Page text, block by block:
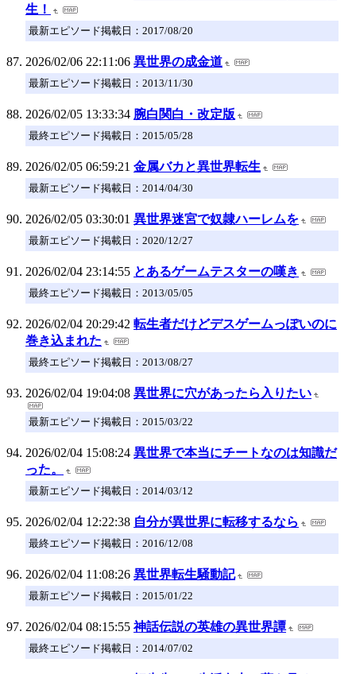
生！
最新エピソード掲載日：2017/08/20
2026/02/06 22:11:06 異世界の成金道
最新エピソード掲載日：2013/11/30
2026/02/05 13:33:34 腕白関白・改定版
最終エピソード掲載日：2015/05/28
2026/02/05 06:59:21 金属バカと異世界転生
最新エピソード掲載日：2014/04/30
2026/02/05 03:30:01 異世界迷宮で奴隷ハーレムを
最新エピソード掲載日：2020/12/27
2026/02/04 23:14:55 とあるゲームテスターの嘆き
最終エピソード掲載日：2013/05/05
2026/02/04 20:29:42 転生者だけどデスゲームっぽいのに
巻き込まれた
最終エピソード掲載日：2013/08/27
2026/02/04 19:04:08 異世界に穴があったら入りたい
最新エピソード掲載日：2015/03/22
2026/02/04 15:08:24 異世界で本当にチートなのは知識だ
った。
最新エピソード掲載日：2014/03/12
2026/02/04 12:22:38 自分が異世界に転移するなら
最終エピソード掲載日：2016/12/08
2026/02/04 11:08:26 異世界転生騒動記
最新エピソード掲載日：2015/01/22
2026/02/04 08:15:55 神話伝説の英雄の異世界譚
最終エピソード掲載日：2014/07/02